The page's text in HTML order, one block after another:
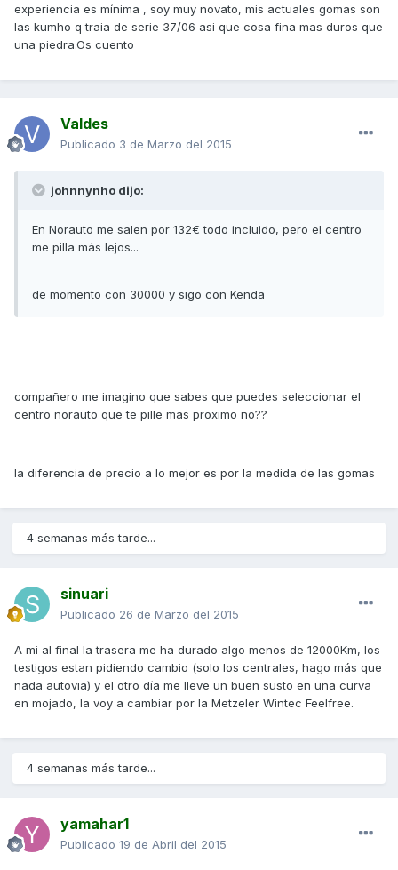
experiencia es mínima , soy muy novato, mis actuales gomas son
las kumho q traia de serie 37/06 asi que cosa fina mas duros que
una piedra.Os cuento
Valdes
Publicado 3 de Marzo del 2015
johnnynho dijo:
En Norauto me salen por 132€ todo incluido, pero el centro
me pilla más lejos...
de momento con 30000 y sigo con Kenda
compañero me imagino que sabes que puedes seleccionar el
centro norauto que te pille mas proximo no??
la diferencia de precio a lo mejor es por la medida de las gomas
4 semanas más tarde...
sinuari
Publicado 26 de Marzo del 2015
A mi al final la trasera me ha durado algo menos de 12000Km, los
testigos estan pidiendo cambio (solo los centrales, hago más que
nada autovia) y el otro día me lleve un buen susto en una curva
en mojado, la voy a cambiar por la Metzeler Wintec Feelfree.
4 semanas más tarde...
yamahar1
Publicado 19 de Abril del 2015